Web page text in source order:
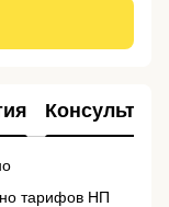
тарифов НП